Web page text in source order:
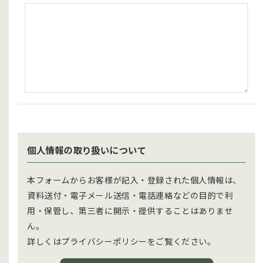
個人情報の取り扱いについて
本フォームからお客様が記入・登録された個人情報は、
資料送付・電子メール送信・電話連絡などの目的で利
用・保管し、第三者に開示・提供することはありませ
ん。
詳しくはプライバシーポリシーをご覧ください。